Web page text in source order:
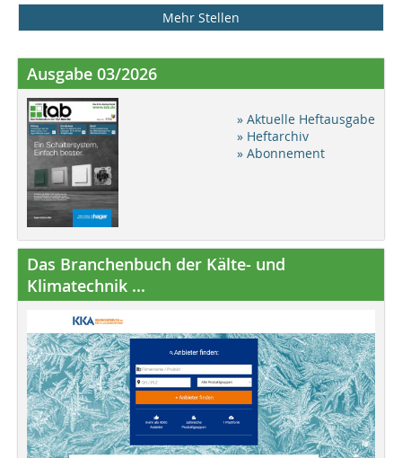
Mehr Stellen
Ausgabe 03/2026
» Aktuelle Heftausgabe
» Heftarchiv
» Abonnement
Das Branchenbuch der Kälte- und
Klimatechnik ...